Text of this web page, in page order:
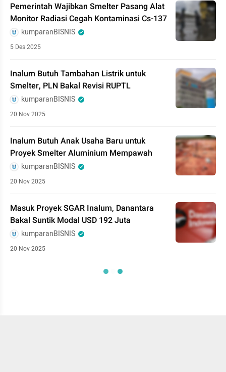
Pemerintah Wajibkan Smelter Pasang Alat
Monitor Radiasi Cegah Kontaminasi Cs-137
kumparanBISNIS
5 Des 2025
Inalum Butuh Tambahan Listrik untuk
Smelter, PLN Bakal Revisi RUPTL
kumparanBISNIS
20 Nov 2025
Inalum Butuh Anak Usaha Baru untuk
Proyek Smelter Aluminium Mempawah
kumparanBISNIS
20 Nov 2025
Masuk Proyek SGAR Inalum, Danantara
Bakal Suntik Modal USD 192 Juta
kumparanBISNIS
20 Nov 2025